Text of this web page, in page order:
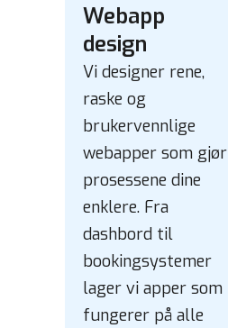
Webapp
design
Vi designer rene,
raske og
brukervennlige
webapper som gjør
prosessene dine
enklere. Fra
dashbord til
bookingsystemer
lager vi apper som
fungerer på alle